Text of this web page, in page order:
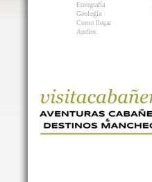
Etnografía
Geología
Como llegar
Audios